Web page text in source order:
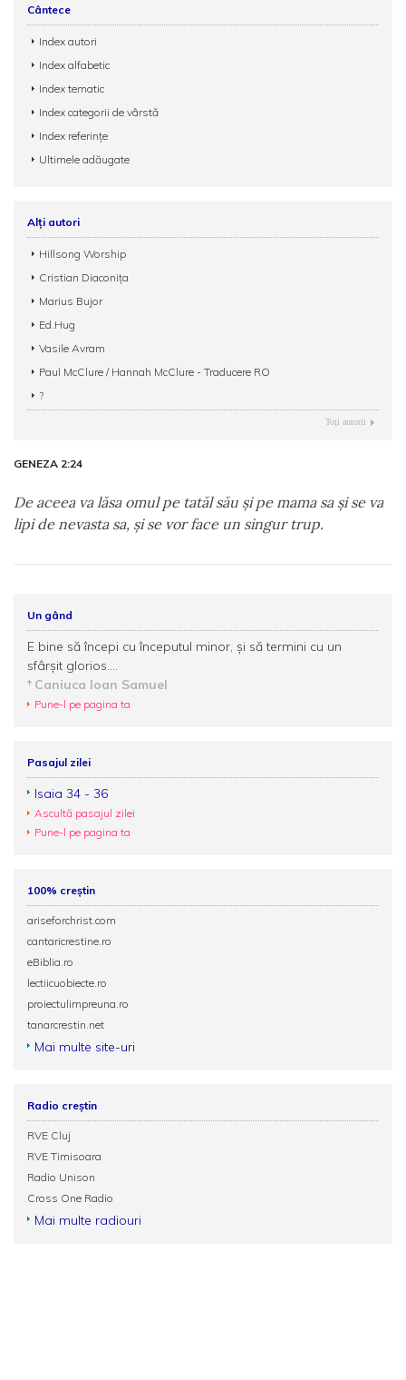
Cântece
Index autori
Index alfabetic
Index tematic
Index categorii de vârstă
Index referințe
Ultimele adăugate
Alți autori
Hillsong Worship
Cristian Diaconița
Marius Bujor
Ed.Hug
Vasile Avram
Paul McClure / Hannah McClure - Traducere RO
?
Toţi autorii
GENEZA 2:24
De aceea va lăsa omul pe tatăl său şi pe mama sa şi se va
lipi de nevasta sa, şi se vor face un singur trup.
Un gând
E bine să începi cu începutul minor, şi să termini cu un
sfârşit glorios....
Caniuca Ioan Samuel
Pune-l pe pagina ta
Pasajul zilei
Isaia 34 - 36
Ascultă pasajul zilei
Pune-l pe pagina ta
100% creștin
ariseforchrist.com
cantaricrestine.ro
eBiblia.ro
lectiicuobiecte.ro
proiectulimpreuna.ro
tanarcrestin.net
Mai multe site-uri
Radio creștin
RVE Cluj
RVE Timisoara
Radio Unison
Cross One Radio
Mai multe radiouri